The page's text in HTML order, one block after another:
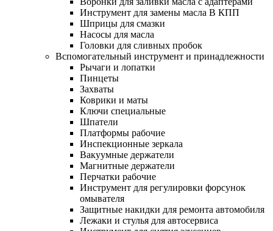
Инструмент для замены масла В КПП
Шприцы для смазки
Насосы для масла
Головки для сливных пробок
Вспомогательный инструмент и принадлежности
Рычаги и лопатки
Пинцеты
Захваты
Коврики и маты
Ключи специальные
Шпатели
Платформы рабочие
Инспекционные зеркала
Вакуумные держатели
Магнитные держатели
Перчатки рабочие
Инструмент для регулировки форсунок
омывателя
Защитные накидки для ремонта автомобиля
Лежаки и стулья для автосервиса